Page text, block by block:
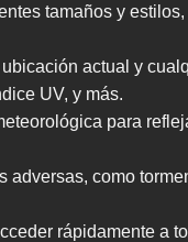
tamaños y
actual y
UV, y más.
para
como
rápidamente a